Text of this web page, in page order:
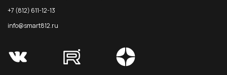
+7 (812) 611-12-13
info@smart812.ru